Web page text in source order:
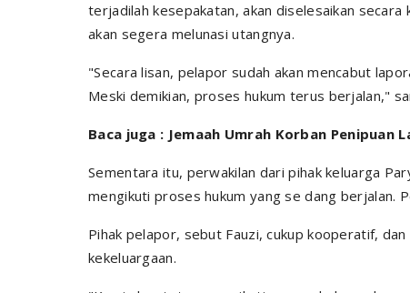
terjadilah kesepakatan, akan diselesaikan
akan segera melunasi utangnya.
"Secara lisan, pelapor sudah akan mencabut
Meski demikian, proses hukum terus berjalan,"
Baca juga : Jemaah Umrah Korban Penipuan
Sementara itu, perwakilan dari pihak keluarga
mengikuti proses hukum yang se dang berjalan.
Pihak pelapor, sebut Fauzi, cukup kooperatif,
kekeluargaan.